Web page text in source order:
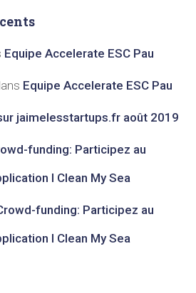
Equipe Accelerate ESC Pau
Equipe Accelerate ESC Pau
jaimelesstartups.fr août 2019
funding: Participez au
I Clean My Sea
funding: Participez au
I Clean My Sea